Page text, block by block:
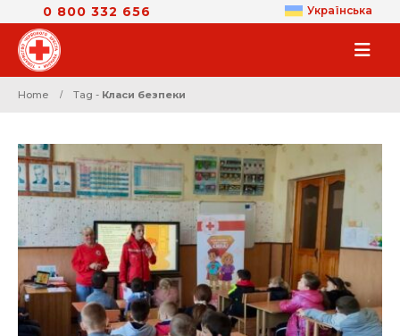
0 800 332 656 Українська
Home Tag - Класи безпеки